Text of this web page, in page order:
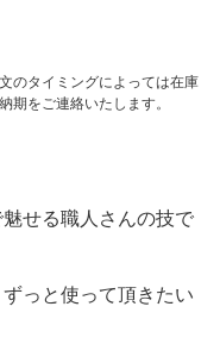
のタイミングによっては在庫
期をご連絡いたします。
せる職人さんの技で
っと使って頂きたい